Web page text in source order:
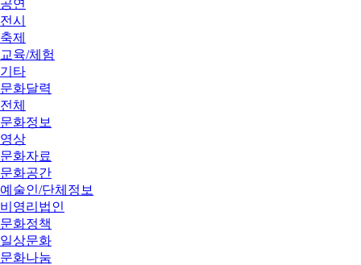
공연
전시
축제
교육/체험
기타
문화달력
전체
문화정보
영상
문화자료
문화공간
예술인/단체정보
비영리법인
문화정책
일상문화
문화나눔